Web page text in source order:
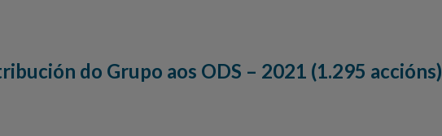
do Grupo aos ODS – 2021 (1.295 accións)